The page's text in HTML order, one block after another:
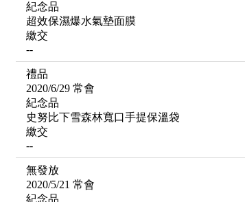
紀念品
超效保濕爆水氣墊面膜
繳交
--
禮品
2020/6/29 常會
紀念品
史努比下雪森林寬口手提保溫袋
繳交
--
無發放
2020/5/21 常會
紀念品